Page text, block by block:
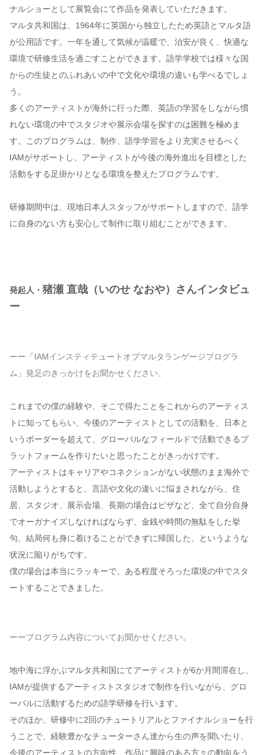
ナルショーとして展覧会にて作品を発表していただきます。
マルタ共和国は、1964年に英国から独立したため英語とマルタ語
が公用語です。一年を通して気候が温暖で、治安が良く、快適な
環境で研修生活を過ごすことができます。語学学校では様々な国
からの生徒とのふれあいの中で文化や環境の違いも学べるでしょ
う。
多くのアーティストが海外に行った際、英語の学習をしながら慣
れない環境の中でスタジオや展示会場を探すのは困難を極めま
す。このプログラムは、制作、語学学習をより充実させるべく
IAMがサポートし、アーティストが今後の海外進出を目標とした
活動をする足掛かりとなる環境を整えたプログラムです。
研修期間中は、現地日本人スタッフがサポートしますので、語学
に自身のない方も安心して制作に取り組むことができます。
発起人・ 猪瀬 直哉（いのせ なおや）さんインタビュ
ー
ーー「IAMインスティテュートオブマルタランゲージプログラ
ム」発足のきっかけをお聞かせください。
これまでの僕の経験や、そこで得たことをこれからのアーティス
トに知ってもらい、今後のアーティストとしての活動を、日本と
いうボーダーを超えて、グローバルなフィールドで活動できるプ
ラットフォームを作りたいと思ったことがきっかけです。
アーティストはキャリアやコネクションがない状態のまま海外で
活動しようとすると、言語や文化の違いに悩まされながら、住
居、スタジオ、展示会場、長期の場合はビザなど、全て自分自身
でオーガナイズしなければならず、金銭や時間の無駄をした挙
句、結局何も身に着けることができずに帰国した、というような
状況に陥りがちです。
僕の場合は本当にラッキーで、ある程度そろった環境の中でスタ
ートすることできました。
ーープログラム内容についてお聞かせください。
地中海に浮かぶマルタ共和国にてアーティストが6か月間滞在し、
IAMが提供するアーティストスタジオで制作を行いながら、グロ
ーバルに活動するための語学研修を行います。
そのほか、研修中に2回のチュートリアルとファイナルショーを行
うことで、経験豊かなチューターさん達から生の声を聞いたり、
今後のアーティストの方向性、作品に興味のある方々の動向をう